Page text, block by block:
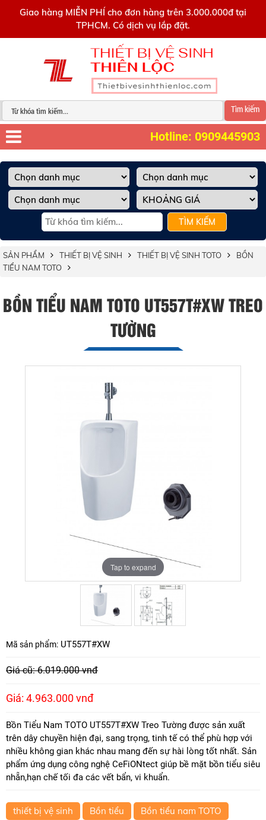
Giao hàng MIỄN PHÍ cho đơn hàng trên 3.000.000đ tại
TPHCM. Có dịch vụ lắp đặt.
Tìm kiếm
Hotline: 0909445903
TÌM KIẾM
SẢN PHẨM THIẾT BỊ VỆ SINH THIẾT BỊ VỆ SINH TOTO
BỒN
TIỂU NAM TOTO
BỒN TIỂU NAM TOTO UT557T#XW TREO
TƯỜNG
Tap to expand
Tap to expand
Mã sản phẩm: UT557T#XW
Giá cũ: 6.019.000 vnđ
Giá: 4.963.000 vnđ
Bồn Tiểu Nam TOTO UT557T#XW Treo Tường được sản xuất
trên dây chuyền hiện đại, sang trọng, tinh tế có thể phù hợp với
nhiều không gian khác nhau mang đến sự hài lòng tốt nhất. Sản
phẩm ứng dụng công nghệ CeFiONtect giúp bề mặt bồn tiểu siêu
nhẵn,hạn chế tối đa các vết bẩn, vi khuẩn.
thiết bị vệ sinh Bồn tiểu
Bồn tiểu nam TOTO
0909445903